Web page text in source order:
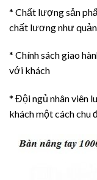
* Chất lượng sản
chất lương như
* Chính sách giao
với khách
* Đội ngủ nhân viên
khách một cách chu